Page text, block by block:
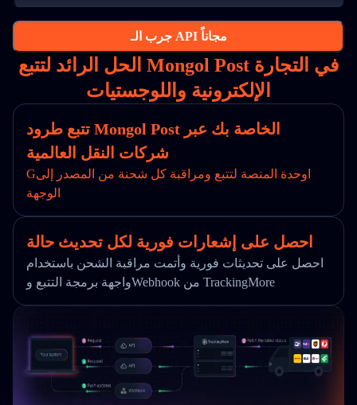
جرب الـ API مجاناً
الحل الرائد لتتبع Mongol Post في التجارة
الإلكترونية واللوجستيات
تتبع طرود Mongol Post الخاصة بك عبر
شركات النقل العالمية
Gاوحدة المنصة لتتبع ومراقبة كل شحنة من المصدر إلى
الوجهة
احصل على إشعارات فورية لكل تحديث حالة
احصل على تحديثات فورية وأتمت مراقبة الشحن باستخدام
واجهة برمجة التتبع وWebhook من TrackingMore